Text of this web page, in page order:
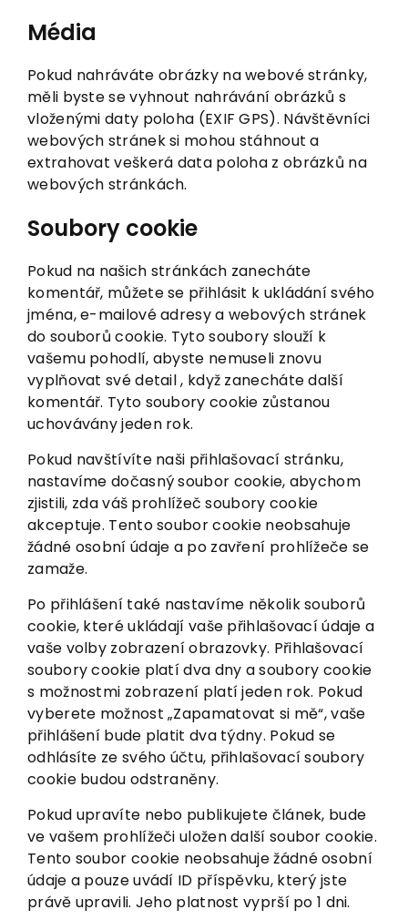
Média
Pokud nahráváte obrázky na webové stránky,
měli byste se vyhnout nahrávání obrázků s
vloženými daty poloha (EXIF GPS). Návštěvníci
webových stránek si mohou stáhnout a
extrahovat veškerá data poloha z obrázků na
webových stránkách.
Soubory cookie
Pokud na našich stránkách zanecháte
komentář, můžete se přihlásit k ukládání svého
jména, e-mailové adresy a webových stránek
do souborů cookie. Tyto soubory slouží k
vašemu pohodlí, abyste nemuseli znovu
vyplňovat své detail , když zanecháte další
komentář. Tyto soubory cookie zůstanou
uchovávány jeden rok.
Pokud navštívíte naši přihlašovací stránku,
nastavíme dočasný soubor cookie, abychom
zjistili, zda váš prohlížeč soubory cookie
akceptuje. Tento soubor cookie neobsahuje
žádné osobní údaje a po zavření prohlížeče se
zamaže.
Po přihlášení také nastavíme několik souborů
cookie, které ukládají vaše přihlašovací údaje a
vaše volby zobrazení obrazovky. Přihlašovací
soubory cookie platí dva dny a soubory cookie
s možnostmi zobrazení platí jeden rok. Pokud
vyberete možnost „Zapamatovat si mě“, vaše
přihlášení bude platit dva týdny. Pokud se
odhlásíte ze svého účtu, přihlašovací soubory
cookie budou odstraněny.
Pokud upravíte nebo publikujete článek, bude
ve vašem prohlížeči uložen další soubor cookie.
Tento soubor cookie neobsahuje žádné osobní
údaje a pouze uvádí ID příspěvku, který jste
právě upravili. Jeho platnost vyprší po 1 dni.